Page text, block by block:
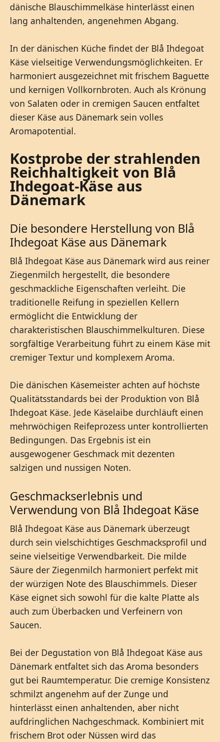
dänische Blauschimmelkäse hinterlässt einen
lang anhaltenden, angenehmen Abgang.
In der dänischen Küche findet der Blå Ihdegoat
Käse vielseitige Verwendungsmöglichkeiten. Er
harmoniert ausgezeichnet mit frischem Baguette
und kernigen Vollkornbroten. Auch als Krönung
von Salaten oder in cremigen Saucen entfaltet
dieser Käse aus Dänemark sein volles
Aromapotential.
Kostprobe der strahlenden
Reichhaltigkeit von Blå
Ihdegoat-Käse aus
Dänemark
Die besondere Herstellung von Blå
Ihdegoat Käse aus Dänemark
Blå Ihdegoat Käse aus Dänemark wird aus reiner
Ziegenmilch hergestellt, die besondere
geschmackliche Eigenschaften verleiht. Die
traditionelle Reifung in speziellen Kellern
ermöglicht die Entwicklung der
charakteristischen Blauschimmelkulturen. Diese
sorgfältige Verarbeitung führt zu einem Käse mit
cremiger Textur und komplexem Aroma.
Die dänischen Käsemeister achten auf höchste
Qualitätsstandards bei der Produktion von Blå
Ihdegoat Käse. Jede Käselaibe durchläuft einen
mehrwöchigen Reifeprozess unter kontrollierten
Bedingungen. Das Ergebnis ist ein
ausgewogener Geschmack mit dezenten
salzigen und nussigen Noten.
Geschmackserlebnis und
Verwendung von Blå Ihdegoat Käse
Blå Ihdegoat Käse aus Dänemark überzeugt
durch sein vielschichtiges Geschmacksprofil und
seine vielseitige Verwendbarkeit. Die milde
Säure der Ziegenmilch harmoniert perfekt mit
der würzigen Note des Blauschimmels. Dieser
Käse eignet sich sowohl für die kalte Platte als
auch zum Überbacken und Verfeinern von
Saucen.
Bei der Degustation von Blå Ihdegoat Käse aus
Dänemark entfaltet sich das Aroma besonders
gut bei Raumtemperatur. Die cremige Konsistenz
schmilzt angenehm auf der Zunge und
hinterlässt einen anhaltenden, aber nicht
aufdringlichen Nachgeschmack. Kombiniert mit
frischem Brot oder Nüssen wird das